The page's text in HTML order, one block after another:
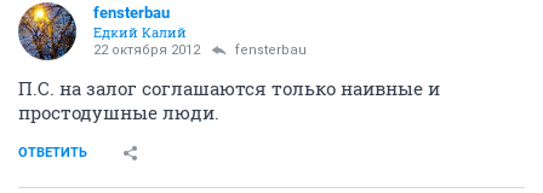
fensterbau
Едкий Калий
22 октября 2012 fensterbau
П.С. на залог соглашаются только наивные и
простодушные люди.
ОТВЕТИТЬ